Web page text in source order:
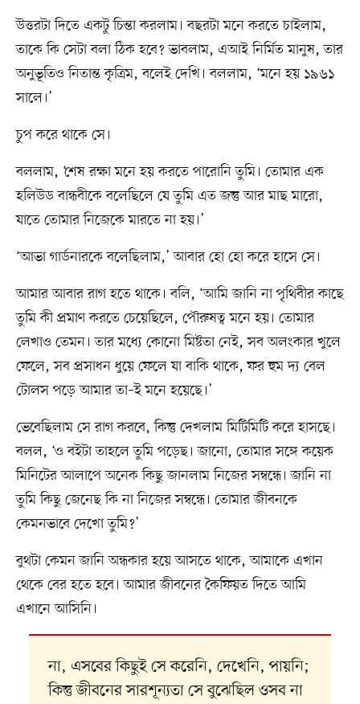
উত্তরটা দিতে একটু চিন্তা করলাম। বছরটা মনে করতে চাইলাম,
তাকে কি সেটা বলা ঠিক হবে? ভাবলাম, এআই নির্মিত মানুষ, তার
অনুভূতিও নিতান্ত কৃত্রিম, বলেই দেখি। বললাম, ‘মনে হয় ১৯৬১
সালে।’
চুপ করে থাকে সে।
বললাম, ‘শেষ রক্ষা মনে হয় করতে পারোনি তুমি। তোমার এক
হলিউড বান্ধবীকে বলেছিলে যে তুমি এত জন্তু আর মাছ মারো,
যাতে তোমার নিজেকে মারতে না হয়।’
‘আভা গার্ডনারকে বলেছিলাম,’ আবার হো হো করে হাসে সে।
আমার আবার রাগ হতে থাকে। বলি, ‘আমি জানি না পৃথিবীর কাছে
তুমি কী প্রমাণ করতে চেয়েছিলে, পৌরুষত্ব মনে হয়। তোমার
লেখাও তেমন। তার মধ্যে কোনো মিষ্টতা নেই, সব অলংকার খুলে
ফেলে, সব প্রসাধন ধুয়ে ফেলে যা বাকি থাকে, ফর হুম দ্য বেল
টোলস পড়ে আমার তা–ই মনে হয়েছে।’
ভেবেছিলাম সে রাগ করবে, কিন্তু দেখলাম মিটিমিটি করে হাসছে।
বলল, ‘ও বইটা তাহলে তুমি পড়েছ। জানো, তোমার সঙ্গে কয়েক
মিনিটের আলাপে অনেক কিছু জানলাম নিজের সম্বন্ধে। জানি না
তুমি কিছু জেনেছ কি না নিজের সম্বন্ধে। তোমার জীবনকে
কেমনভাবে দেখো তুমি?’
বুথটা কেমন জানি অন্ধকার হয়ে আসতে থাকে, আমাকে এখান
থেকে বের হতে হবে। আমার জীবনের কৈফিয়ত দিতে আমি
এখানে আসিনি।
না, এসবের কিছুই সে করেনি, দেখেনি, পায়নি;
কিন্তু জীবনের সারশূন্যতা সে বুঝেছিল ওসব না